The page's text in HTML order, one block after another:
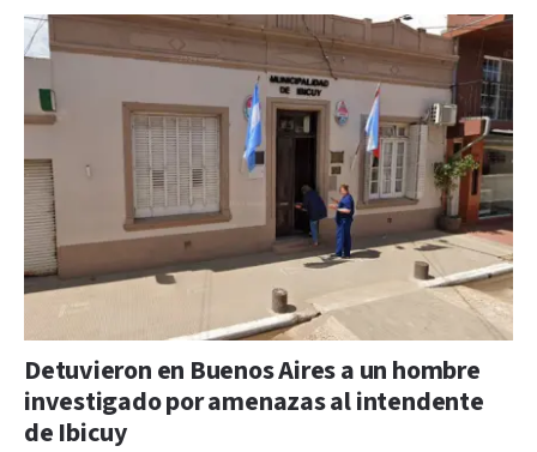
Detuvieron en Buenos Aires a un hombre
investigado por amenazas al intendente
de Ibicuy